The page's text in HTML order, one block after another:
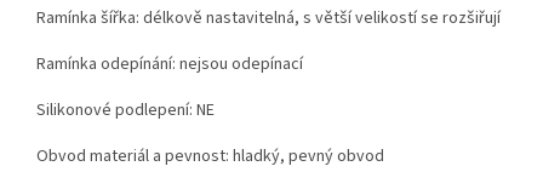
Ramínka šířka: délkově nastavitelná, s větší velikostí se rozšiřují
Ramínka odepínání: nejsou odepínací
Silikonové podlepení: NE
Obvod materiál a pevnost: hladký, pevný obvod